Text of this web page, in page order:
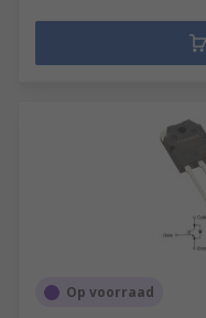
Op voorraad